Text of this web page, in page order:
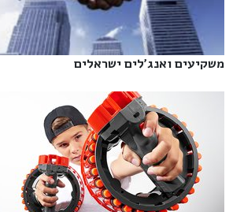
משקיעים ואנג'לים ישראלים‎